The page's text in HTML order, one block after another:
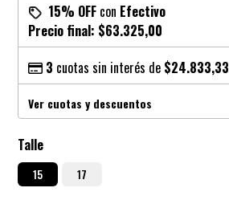
15% OFF con Efectivo
Precio final: $63.325,00
3 cuotas sin interés de $24.833,33
Ver cuotas y descuentos
Talle
15 17